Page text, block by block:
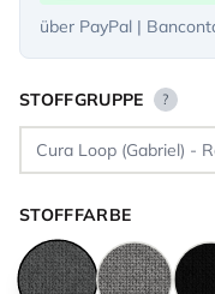
über PayPal |
STOFFGRUPPE ?
STOFFFARBE